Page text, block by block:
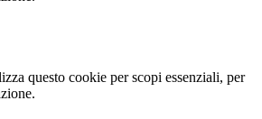
questo cookie per scopi essenziali, per